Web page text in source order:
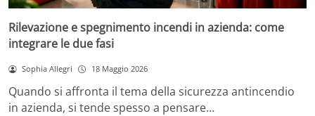
Rilevazione e spegnimento incendi in azienda: come
integrare le due fasi
Sophia Allegri 18 Maggio 2026
Quando si affronta il tema della sicurezza antincendio
in azienda, si tende spesso a pensare…